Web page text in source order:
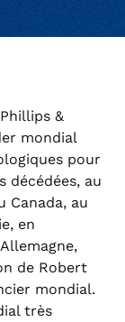
&
mondial
pour
décédées, au
Canada, au
en
de Robert
mondial.
très